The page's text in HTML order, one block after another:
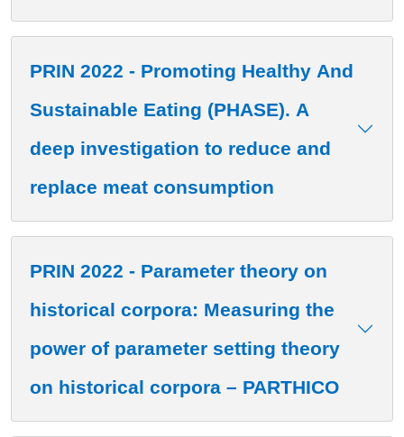
PRIN 2022 - Promoting Healthy And
Sustainable Eating (PHASE). A
deep investigation to reduce and
replace meat consumption
PRIN 2022 - Parameter theory on
historical corpora: Measuring the
power of parameter setting theory
on historical corpora – PARTHICO